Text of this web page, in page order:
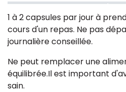
1 à 2 capsules par jour à
cours d'un repas. Ne pas
journalière conseillée.
Ne peut remplacer une
équilibrée.Il est important
sain.